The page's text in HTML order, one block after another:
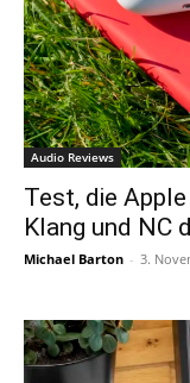
Audio Reviews
Test, die
Klang und NC
Michael Barton - 3.